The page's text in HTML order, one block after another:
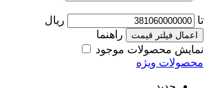
تا ریال
اعمال فیلتر قیمت
راهنما
نمایش محصولات موجود
محصولات ویژه